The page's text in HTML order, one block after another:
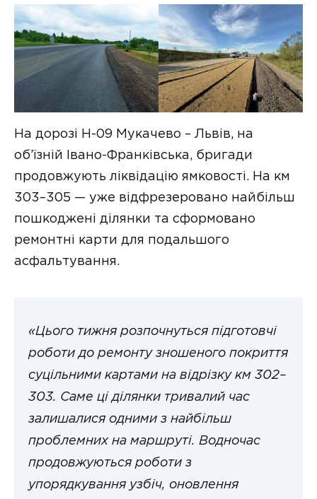
На дорозі Н-09 Мукачево – Львів, на
об’їзній Івано-Франківська, бригади
продовжують ліквідацію ямковості. На км
303–305 — уже відфрезеровано найбільш
пошкоджені ділянки та сформовано
ремонтні карти для подальшого
асфальтування.
«Цього тижня розпочнуться підготовчі
роботи до ремонту зношеного покриття
суцільними картами на відрізку км 302–
303. Саме ці ділянки тривалий час
залишалися одними з найбільш
проблемних на маршруті. Водночас
продовжуються роботи з
упорядкування узбіч, оновлення